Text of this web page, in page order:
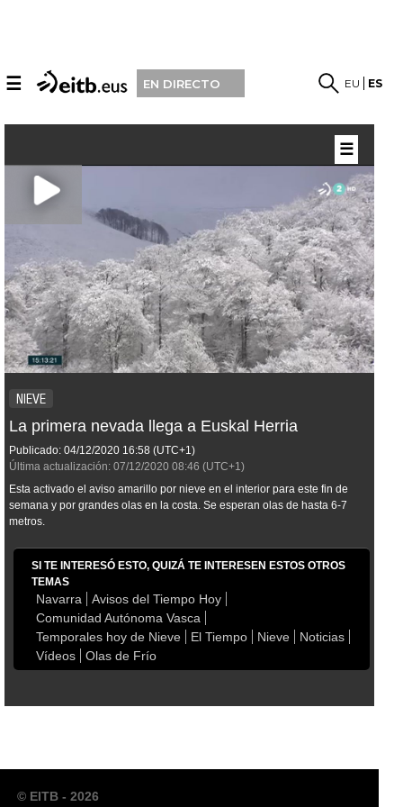
☰ EN DIRECTO EU ES
NIEVE
La primera nevada llega a Euskal Herria
Publicado: 04/12/2020 16:58 (UTC+1)
Última actualización: 07/12/2020 08:46 (UTC+1)
Esta activado el aviso amarillo por nieve en el interior para este fin de
semana y por grandes olas en la costa. Se esperan olas de hasta 6-7
metros.
SI TE INTERESÓ ESTO, QUIZÁ TE INTERESEN ESTOS OTROS
TEMAS
Navarra
Avisos del Tiempo Hoy
Comunidad Autónoma Vasca
Temporales hoy de Nieve
El Tiempo Nieve
Noticias
Vídeos
Olas de Frío
☰
© EITB - 2026